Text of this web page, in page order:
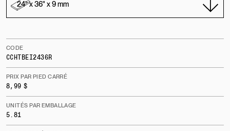
CODE
CCHTBEI2436R
PRIX PAR PIED CARRÉ
8,99 $
UNITÉS PAR EMBALLAGE
5.81